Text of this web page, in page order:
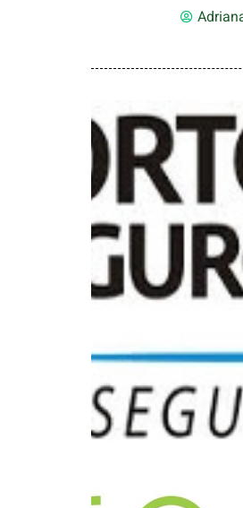
Porto